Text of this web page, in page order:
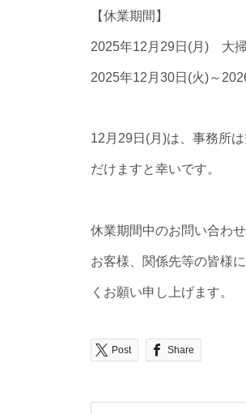
【休業期間】
2025年12月29日(月) 大
2025年12月30日(火)～
12月29日(月)は、事務所
だけますと幸いです。
休業期間中のお問い合わ
お客様、関係先等の皆様
くお願い申し上げます。
Post Share